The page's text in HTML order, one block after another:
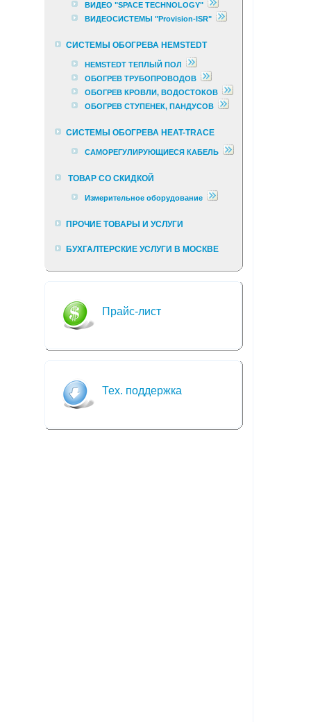
ВИДЕО "SPACE TECHNOLOGY"
ВИДЕОСИСТЕМЫ "Provision-ISR"
СИСТЕМЫ ОБОГРЕВА HEMSTEDT
HEMSTEDT ТЕПЛЫЙ ПОЛ
ОБОГРЕВ ТРУБОПРОВОДОВ
ОБОГРЕВ КРОВЛИ, ВОДОСТОКОВ
ОБОГРЕВ СТУПЕНЕК, ПАНДУСОВ
СИСТЕМЫ ОБОГРЕВА HEAT-TRACE
САМОРЕГУЛИРУЮЩИЕСЯ КАБЕЛЬ
ТОВАР СО СКИДКОЙ
Измерительное оборудование
ПРОЧИЕ ТОВАРЫ И УСЛУГИ
БУХГАЛТЕРСКИЕ УСЛУГИ В МОСКВЕ
Прайс-лист
Тех. поддержка